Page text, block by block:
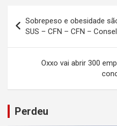
de
Post
Sobrepeso e obesidade
SUS – CFN – CFN –
Oxxo vai abrir 300
Perdeu